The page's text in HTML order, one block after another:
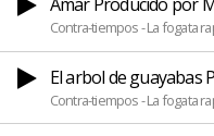
Contra-tiempos - La fogata
El arbol de guayabas
Contra-tiempos - La fogata